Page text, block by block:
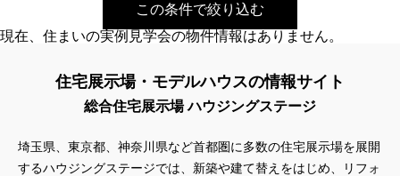
この条件で絞り込む
現在、住まいの実例見学会の物件情報はありません。
住宅展示場・モデルハウスの情報サイト
総合住宅展示場 ハウジングステージ
埼玉県、東京都、神奈川県など首都圏に多数の住宅展示場を展開
するハウジングステージでは、新築や建て替えをはじめ、リフォ